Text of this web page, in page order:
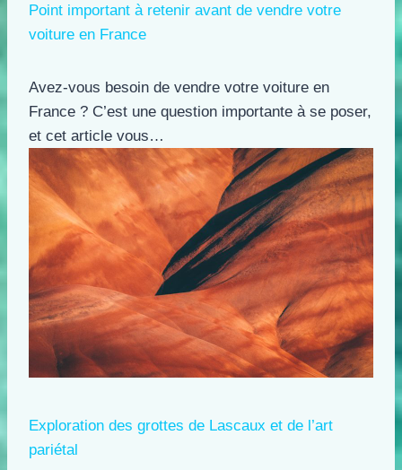
Point important à retenir avant de vendre votre
voiture en France
Avez-vous besoin de vendre votre voiture en
France ? C’est une question importante à se poser,
et cet article vous…
Exploration des grottes de Lascaux et de l’art
pariétal